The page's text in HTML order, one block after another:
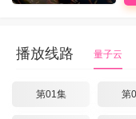
播放线路 量子云
第01集 第